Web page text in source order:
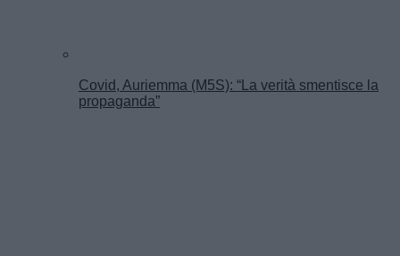
Covid, Auriemma (M5S): “La verità smentisce la
propaganda”